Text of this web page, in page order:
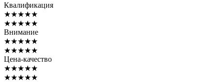
Квалификация
★★★★★
★★★★★
Внимание
★★★★★
★★★★★
Цена-качество
★★★★★
★★★★★